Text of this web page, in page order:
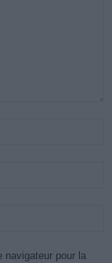
navigateur pour la